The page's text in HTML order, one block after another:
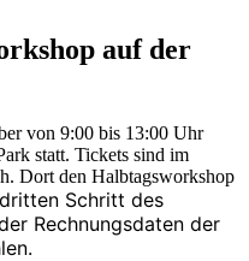
auf der
von 9:00 bis 13:00 Uhr
statt. Tickets sind im
Dort den Halbtagsworkshop
dritten Schritt des
Rechnungsdaten der